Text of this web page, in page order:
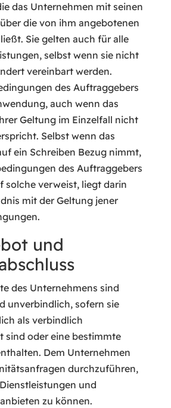
das Unternehmen mit seinen
die von ihm angebotenen
Sie gelten auch für alle
selbst wenn sie nicht
vereinbart werden.
des Auftraggebers
auch wenn das
Geltung im Einzelfall nicht
Selbst wenn das
ein Schreiben Bezug nimmt,
des Auftraggebers
solche verweist, liegt darin
mit der Geltung jener
und
des Unternehmens sind
unverbindlich, sofern sie
als verbindlich
sind oder eine bestimmte
Dem Unternehmen
durchzuführen,
und
zu können.